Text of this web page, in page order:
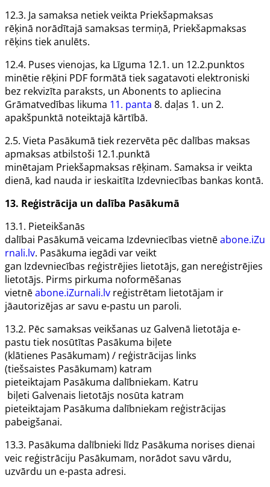
12.3. Ja samaksa netiek veikta Priekšapmaksas
rēķinā norādītajā samaksas termiņā, Priekšapmaksas
rēķins tiek anulēts.
12.4. Puses vienojas, ka Līguma 12.1. un 12.2.punktos
minētie rēķini PDF formātā tiek sagatavoti elektroniski
bez rekvizīta paraksts, un Abonents to apliecina
Grāmatvedības likuma 11. panta 8. daļas 1. un 2.
apakšpunktā noteiktajā kārtībā.
2.5. Vieta Pasākumā tiek rezervēta pēc dalības maksas
apmaksas atbilstoši 12.1.punktā
minētajam Priekšapmaksas rēķinam. Samaksa ir veikta
dienā, kad nauda ir ieskaitīta Izdevniecības bankas kontā.
13. Reģistrācija un dalība Pasākumā
13.1. Pieteikšanās
dalībai Pasākumā veicama Izdevniecības vietnēabone.iZu
rnali.lv. Pasākuma iegādi var veikt
gan Izdevniecības reģistrējies lietotājs, gan nereģistrējies
lietotājs. Pirms pirkuma noformēšanas
vietnēabone.iZurnali.lv reģistrētam lietotājam ir
jāautorizējas ar savu e-pastu un paroli.
13.2. Pēc samaksas veikšanas uz Galvenā lietotāja e-
pastu tiek nosūtītas Pasākuma biļete
(klātienes Pasākumam) / reģistrācijas links
(tiešsaistes Pasākumam) katram
pieteiktajam Pasākuma dalībniekam. Katru
biļeti Galvenais lietotājs nosūta katram
pieteiktajam Pasākuma dalībniekam reģistrācijas
pabeigšanai.
13.3. Pasākuma dalībnieki līdz Pasākuma norises dienai
veic reģistrāciju Pasākumam, norādot savu vārdu,
uzvārdu un e-pasta adresi.